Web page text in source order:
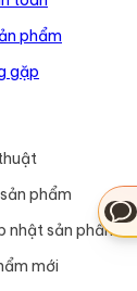
phẩm
gặp
phẩm
nhật sản phẩm
mới